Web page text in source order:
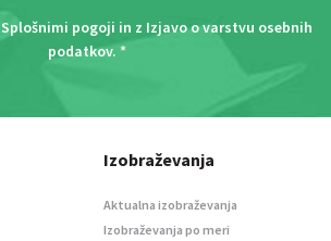
Splošnimi pogoji in z Izjavo o varstvu osebnih
podatkov. *
Izobraževanja
Aktualna izobraževanja
Izobraževanja po meri